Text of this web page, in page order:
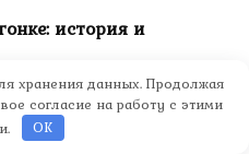
история и
история,
хранения данных. Продолжая
согласие на работу с этими
OK